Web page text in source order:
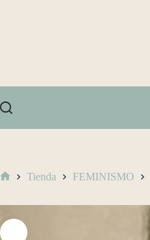
Tienda FEMINISMO